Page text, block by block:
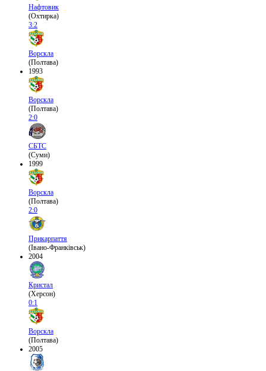
Нафтовик
(Охтирка)
3:2
Ворскла
(Полтава)
1993
Ворскла
(Полтава)
2:0
СБТС
(Суми)
1999
Ворскла
(Полтава)
2:0
Прикарпаття
(Івано-Франківськ)
2004
Кристал
(Херсон)
0:1
Ворскла
(Полтава)
2005